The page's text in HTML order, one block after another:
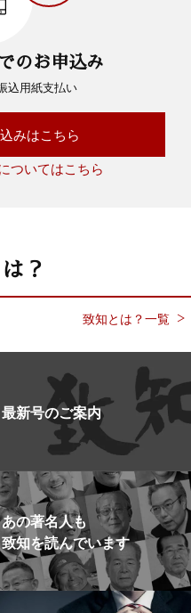
のお申込み
込用紙支払い
みはこちら
ついてはこちら
？
致知とは？一覧
最新号のご案内
あの著名人も
致知を読んでいます